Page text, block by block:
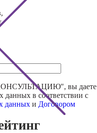
", вы даете
данных в соответствии с
данных и Договором